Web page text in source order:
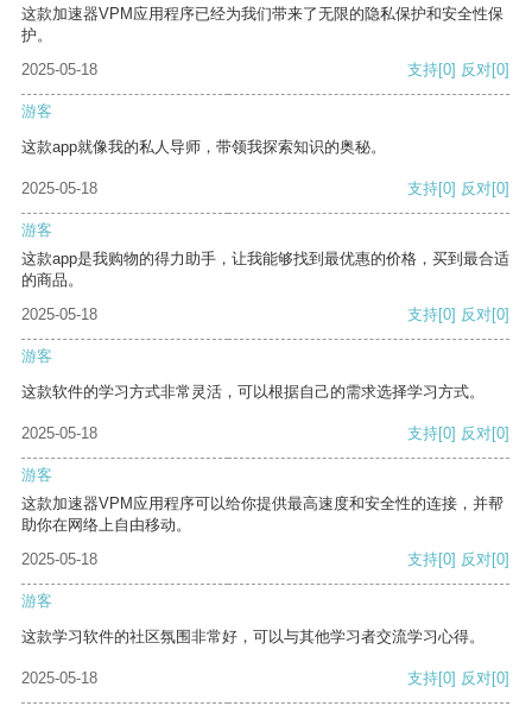
这款加速器VPM应用程序已经为我们带来了无限的隐私保护和安全性保
护。
2025-05-18
支持[0] 反对[0]
游客
这款app就像我的私人导师，带领我探索知识的奥秘。
2025-05-18 支持[0] 反对[0]
游客
这款app是我购物的得力助手，让我能够找到最优惠的价格，买到最合适
的商品。
2025-05-18
支持[0] 反对[0]
游客
这款软件的学习方式非常灵活，可以根据自己的需求选择学习方式。
2025-05-18 支持[0] 反对[0]
游客
这款加速器VPM应用程序可以给你提供最高速度和安全性的连接，并帮
助你在网络上自由移动。
2025-05-18
支持[0] 反对[0]
游客
这款学习软件的社区氛围非常好，可以与其他学习者交流学习心得。
2025-05-18 支持[0] 反对[0]